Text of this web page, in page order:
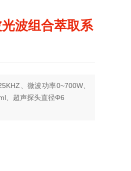
波组合萃取系
、微波功率0~700W、
、超声探头直径Φ6